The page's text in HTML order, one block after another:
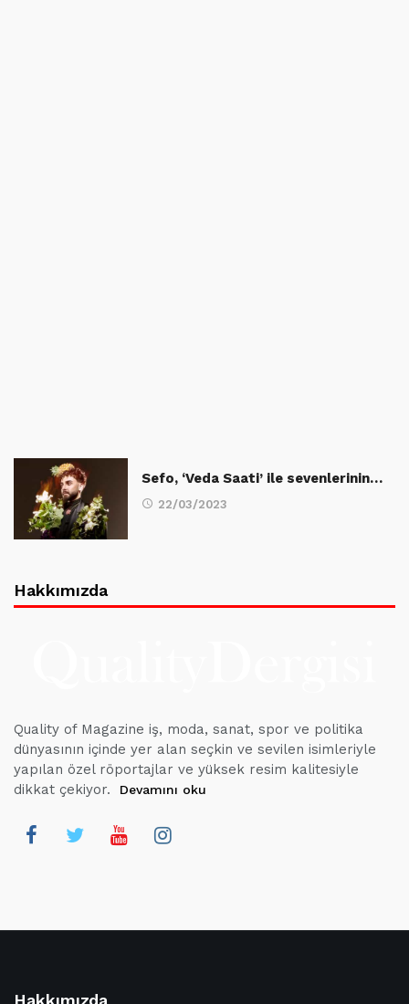
Sefo, ‘Veda Saati’ ile sevenlerinin…
22/03/2023
Hakkımızda
Quality of Magazine iş, moda, sanat, spor ve politika
dünyasının içinde yer alan seçkin ve sevilen isimleriyle
yapılan özel röportajlar ve yüksek resim kalitesiyle
dikkat çekiyor.
Devamını oku